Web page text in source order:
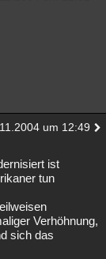
um 12:49
ist
tun
Verhöhnung,
sich das